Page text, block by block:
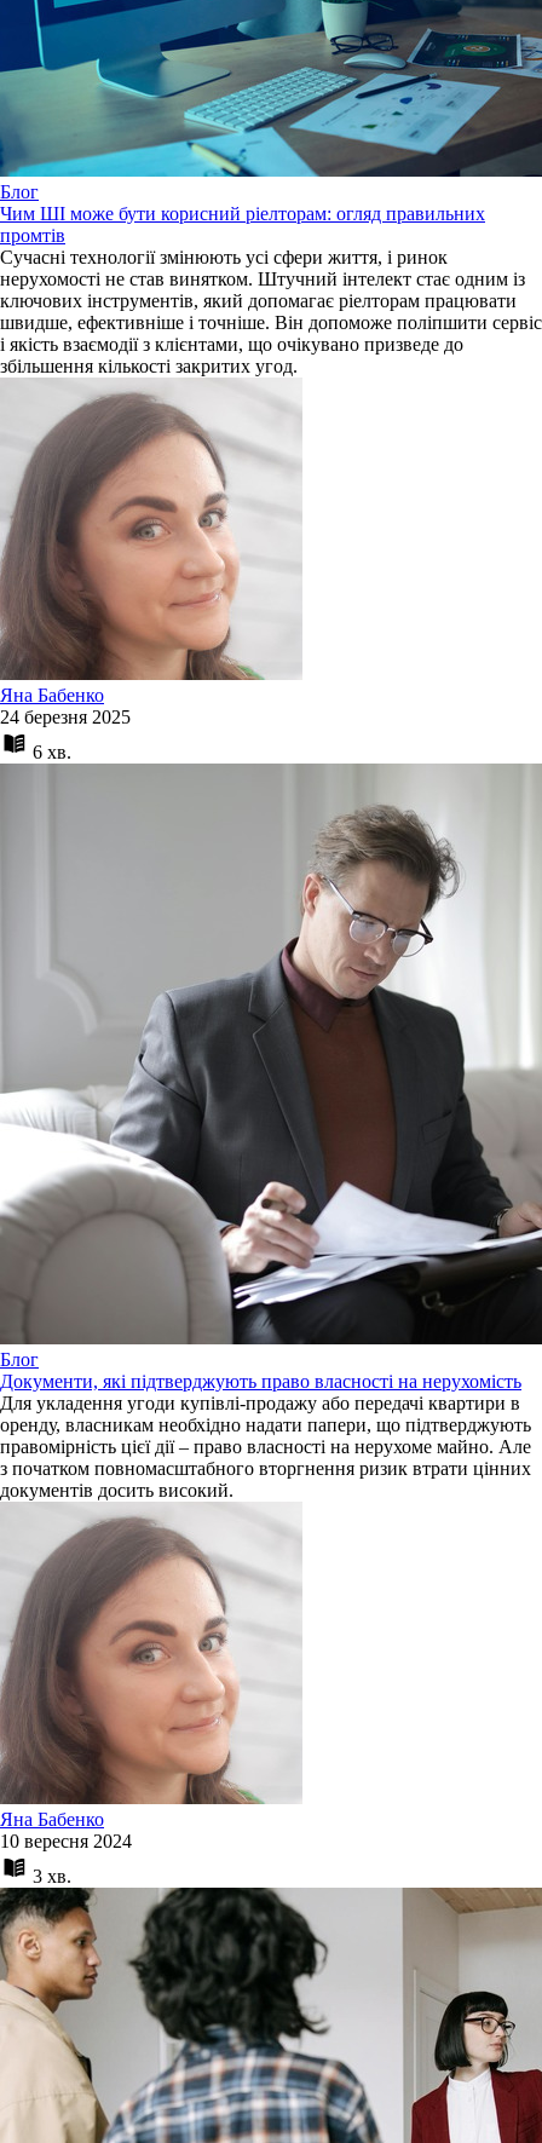
Блог
Чим ШІ може бути корисний ріелторам: огляд правильних
промтів
Сучасні технології змінюють усі сфери життя, і ринок
нерухомості не став винятком. Штучний інтелект стає одним із
ключових інструментів, який допомагає ріелторам працювати
швидше, ефективніше і точніше. Він допоможе поліпшити сервіс
і якість взаємодії з клієнтами, що очікувано призведе до
збільшення кількості закритих угод.
Яна Бабенко
24 березня 2025
6 хв.
Блог
Документи, які підтверджують право власності на нерухомість
Для укладення угоди купівлі-продажу або передачі квартири в
оренду, власникам необхідно надати папери, що підтверджують
правомірність цієї дії – право власності на нерухоме майно. Але
з початком повномасштабного вторгнення ризик втрати цінних
документів досить високий.
Яна Бабенко
10 вересня 2024
3 хв.